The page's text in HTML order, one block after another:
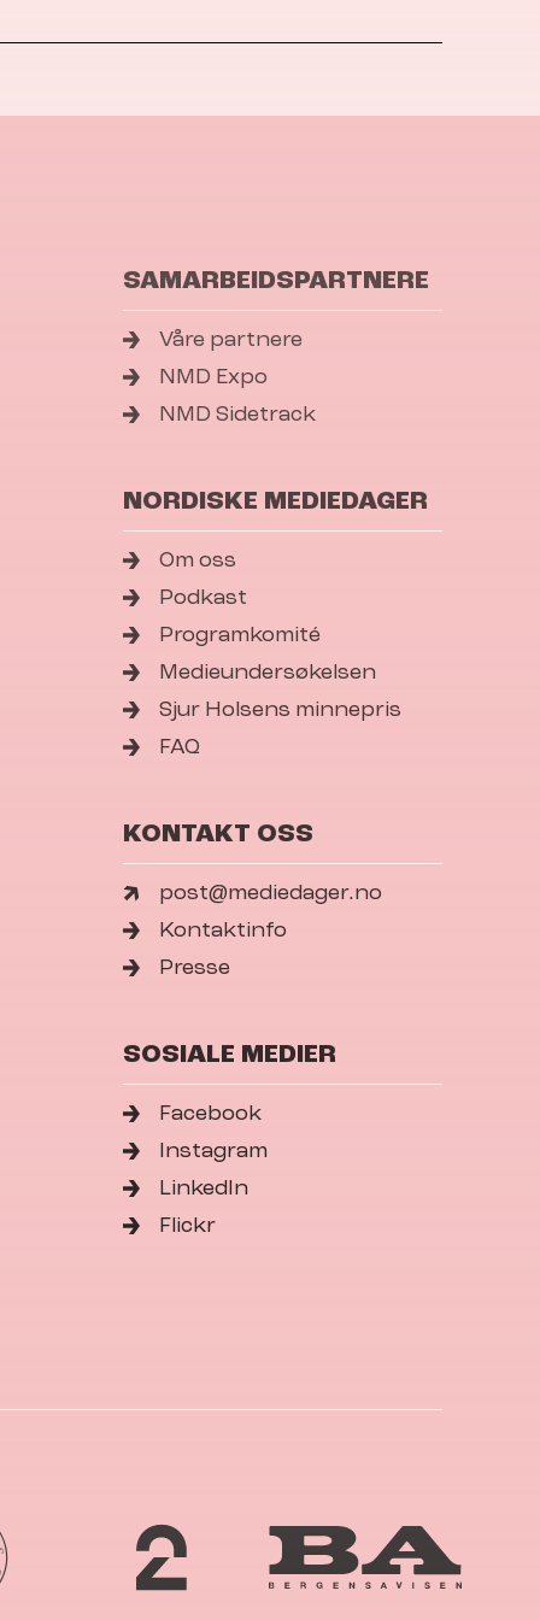
SAMARBEIDSPARTNERE
Våre partnere
NMD Expo
NMD Sidetrack
NORDISKE MEDIEDAGER
Om oss
Podkast
Programkomité
Medieundersøkelsen
Sjur Holsens minnepris
FAQ
KONTAKT OSS
post@mediedager.no
Kontaktinfo
Presse
SOSIALE MEDIER
Facebook
Instagram
LinkedIn
Flickr